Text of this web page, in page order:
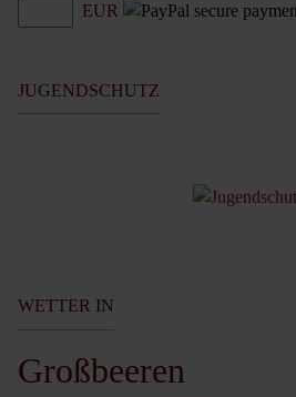
EUR
JUGENDSCHUTZ
WETTER IN
Großbeeren